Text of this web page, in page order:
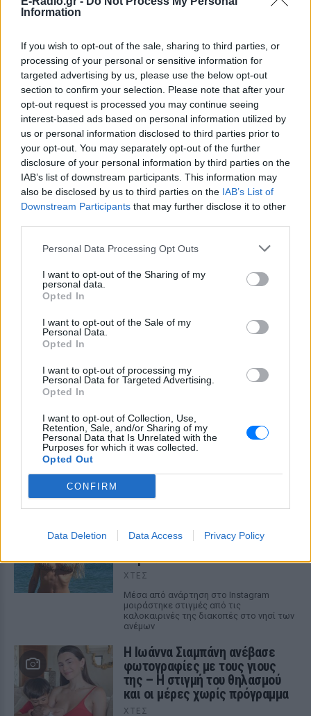
Information
If you wish to opt-out of the sale, sharing to third parties, or
processing of your personal or sensitive information for
targeted advertising by us, please use the below opt-out
section to confirm your selection. Please note that after your
opt-out request is processed you may continue seeing
interest-based ads based on personal information utilized by
us or personal information disclosed to third parties prior to
your opt-out. You may separately opt-out of the further
disclosure of your personal information by third parties on the
IAB’s list of downstream participants. This information may
also be disclosed by us to third parties on the IAB’s List of
Downstream Participants that may further disclose it to other
Personal Data Processing Opt Outs
I want to opt-out of the Sharing of my
personal data.
Opted In
I want to opt-out of the Sale of my
Personal Data.
Opted In
I want to opt-out of processing my
Personal Data for Targeted Advertising.
Opted In
I want to opt-out of Collection, Use,
Retention, Sale, and/or Sharing of my
Personal Data that Is Unrelated with the
Purposes for which it was collected.
Opted Out
CONFIRM
Data Deletion Data Access Privacy Policy
Ιωάννα Τούνη: «Έβγαλα όλο το
βράδυ στο νοσοκομείο με ορούς
και αντιβιώσεις»
ΣΉΜΕΡΑ
Η επιχειρηματίας έπαθε τροφική
δηλητηρίαση και μοιράστηκε με τους
followers της στο Instagram τις δύσκολες
ώρες που πέρασε.
Ατύχημα για τον Ιβάν Σβιτάιλο
στην Κέρκυρα: «Θα σηκωθώ πιο
δυνατός»
ΧΤΕΣ
Ο ηθοποιός και χορευτής μοιράστηκε
στο Instagram μια φωτογραφία από
θάρρους
Φοβερή ιστορία στον ΟΦΗ: Ένας κάτοχος
εισιτηρίου διαρκείας είναι μόλις 2 μηνών
Οπαδός από κούνια κυριολεκτικά στον ΟΦΗ
ΧΤΕΣ
Βάλια Χατζηθεοδώρου ‑ οι
φωτογραφίες με μαγιό στην
παραλία
ΧΤΕΣ
Μέσα από ανάρτηση στο Instagram
μοιράστηκε στιγμές από τις
καλοκαιρινές της διακοπές στο νησί των
ανέμων
H Ιωάννα Σιαμπάνη ανέβασε
φωτογραφίες με τους γιους
της – Η στιγμή του θηλασμού
και οι μέρες χωρίς πρόγραμμα
ΧΤΕΣ